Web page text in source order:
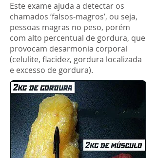
Este exame ajuda a detectar os
chamados ‘falsos-magros’, ou seja,
pessoas magras no peso, porém
com alto percentual de gordura, que
provocam desarmonia corporal
(celulite, flacidez, gordura localizada
e excesso de gordura).